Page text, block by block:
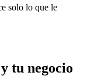
solo lo que le
tu negocio